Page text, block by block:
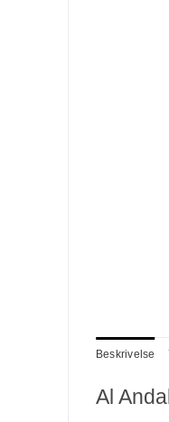
Beskrivelse
Al